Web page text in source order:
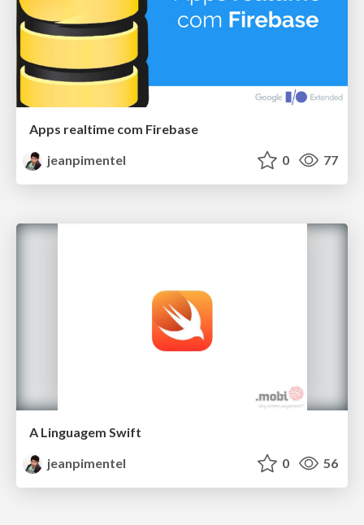
Apps realtime com Firebase
jeanpimentel
0 77
A Linguagem Swift
jeanpimentel
0 56